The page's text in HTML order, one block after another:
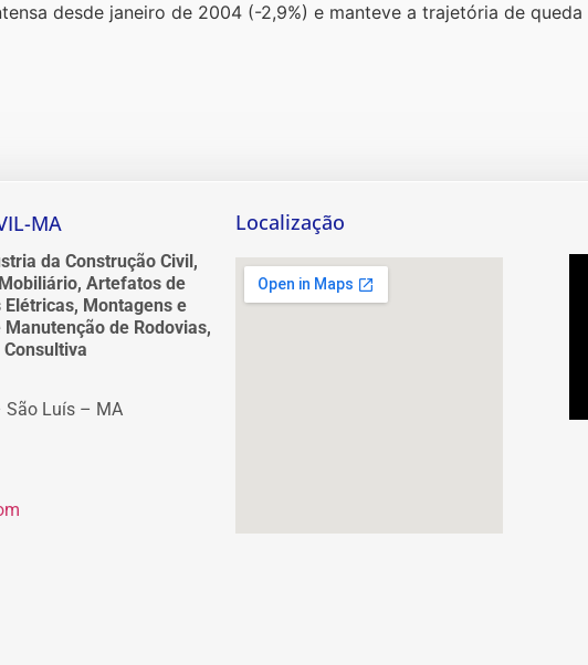
desde janeiro de 2004 (-2,9%) e manteve a trajetória de
MA
da Construção Civil,
Artefatos de
Montagens e
de Rodovias,
São Luís – MA
Localização